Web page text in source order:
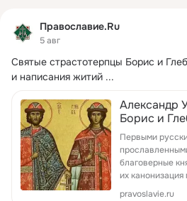
Православие.Ru
5 авг
Святые страстотерпцы Борис и
и написания житий ...
Александр
Борис и
житий /
Первыми
благоверные
их
прославления в
pravoslavie.ru